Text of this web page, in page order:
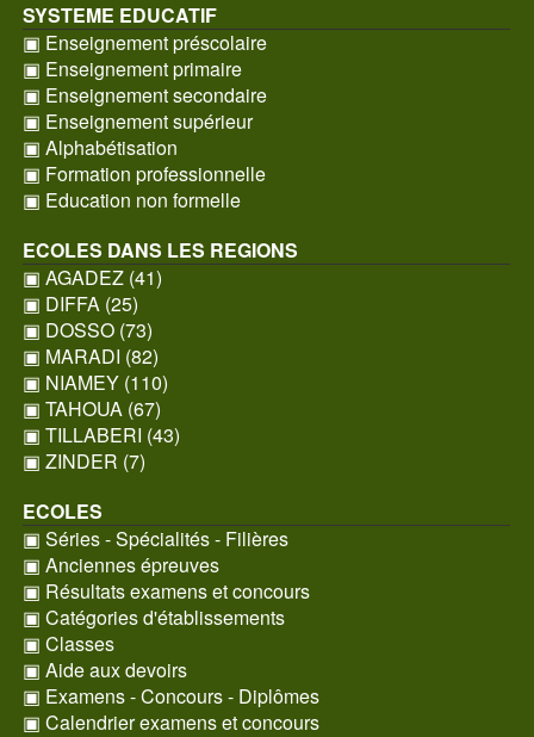
SYSTEME EDUCATIF
▣ Enseignement préscolaire
▣ Enseignement primaire
▣ Enseignement secondaire
▣ Enseignement supérieur
▣ Alphabétisation
▣ Formation professionnelle
▣ Education non formelle
ECOLES DANS LES REGIONS
▣ AGADEZ (41)
▣ DIFFA (25)
▣ DOSSO (73)
▣ MARADI (82)
▣ NIAMEY (110)
▣ TAHOUA (67)
▣ TILLABERI (43)
▣ ZINDER (7)
ECOLES
▣ Séries - Spécialités - Filières
▣ Anciennes épreuves
▣ Résultats examens et concours
▣ Catégories d'établissements
▣ Classes
▣ Aide aux devoirs
▣ Examens - Concours - Diplômes
▣ Calendrier examens et concours